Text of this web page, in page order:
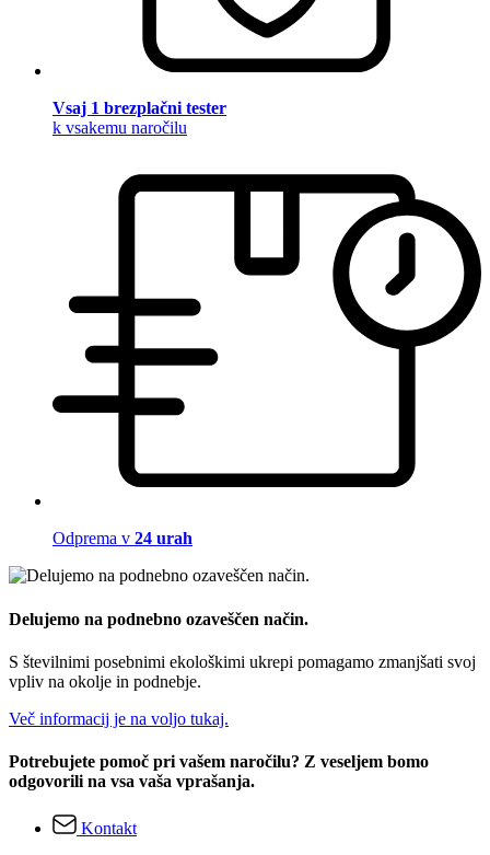
Vsaj 1 brezplačni tester
k vsakemu naročilu
Odprema v 24 urah
Delujemo na podnebno ozaveščen način.
S številnimi posebnimi ekološkimi ukrepi pomagamo zmanjšati svoj
vpliv na okolje in podnebje.
Več informacij je na voljo tukaj.
Potrebujete pomoč pri vašem naročilu? Z veseljem bomo
odgovorili na vsa vaša vprašanja.
Kontakt